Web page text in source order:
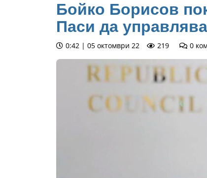
Бойко Борисов
Паси да
0:42 | 05 октомври 22 219 0